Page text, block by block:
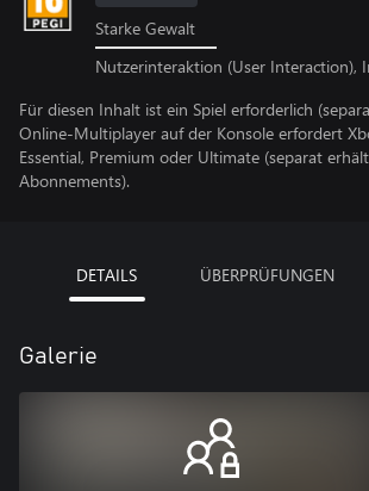
Starke Gewalt
Nutzerinteraktion (User Interaction),
Für diesen Inhalt ist ein Spiel erforderlich
Online-Multiplayer auf der Konsole erfordert
Essential, Premium oder Ultimate (separat
Abonnements).
DETAILS ÜBERPRÜFUNGEN
Galerie